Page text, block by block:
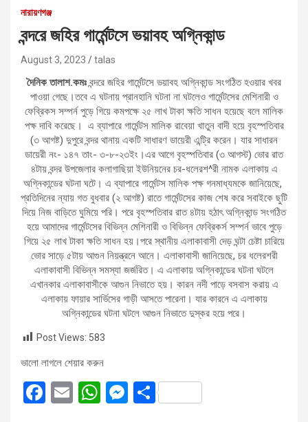
নারায়ণগঞ্জ
বন্দরে জহির গার্মেন্টসে ভয়াবহ অগ্নিকান্ড
August 3, 2023 talas
দৈনিক তালাশ.কমঃবন্দরে জহির গার্মেন্টসে ভয়াবহ অগ্নিকান্ড সংগঠিত হওয়ার খবর
পাওয়া গেছে।তবে এ ঘটনায় প্রানহানি ঘটনা না ঘটলেও গার্মেন্টসের মেশিনারী ও
ফেব্রিকস সম্পর্ন পুড়ে গিয়ে কমপক্ষে ২৫ লাখ টাকা ক্ষতি সাধন হয়েছে বলে মালিক
পক্ষ দাবি করেছে। এ ব্যাপারে গার্মেন্টস মালিক রাবেয়া খাতুন বাদী হয়ে বৃহস্পতিবার
(৩ আগষ্ট) দুপুরে বন্দর থানায় একটি সাধারণ ডায়েরী এন্ট্রি করেন। যার সাধারন
ডায়েরী নং- ১৪৭ তাং- ৩-৮-২৩ইং।এর আগে বৃহস্পতিবার (৩ আগস্ট) ভোর রাত
৪টায় বন্দর উপজেলার কলাগাছিয়া ইউনিয়নের চর-ধলেরশ^রী নামক এলাকায় এ
অগ্নিকান্ডের ঘটনা ঘটে। এ ব্যাপারে গার্মেন্টস মালিক পক্ষ গনমাধ্যমকে জানিয়েছে,
প্রতিদিনের ন্যায় গত বুধবার (২ আগষ্ট) রাতে গার্মেন্টসের কাজ শেষ করে সবাইকে ছুটি
দিয়ে নিজ বাড়িতে ঘুমিয়ে পরি। পরে বৃহস্পতিবার রাত ৪টায় হঠাৎ অগ্নিকান্ড সংগঠিত
হয়ে আমাদের গার্মেন্টসের বিভিন্ন মেশিনারী ও বিভিন্ন ফেব্রিকর্স সম্পর্ন ভাবে পুড়ে
গিয়ে ২৫ লাখ টাকা ক্ষতি সাধন হয়।পরে স্থানীয় এলাকাবাসী দেড় ঘন্টা চেষ্টা চারিয়ে
ভোর সাড়ে ৫টায় আগুন নিয়ন্ত্রনে আনে। এলাকাবাসী জানিয়েছে, চর ধলেরশরী
এলাকাবাসী বিভিন্ন সমস্যা জর্জরিত। এ এলাকায় অগ্নিকান্ডের ঘটনা ঘটলে
এখানকার এলাকাবাসীকে আগুন নিভাতে হয়। কারন নদী পাড়ে বসবাস করায় এ
এলাকায় ফায়ার সার্ভিসের গাড়ী আসতে পারেনা। যার কারনে এ এলাকায়
অগ্নিকান্ডের ঘটনা ঘটলে আগুন নিভাতে দুস্কর হয়ে পরে।
Post Views: 583
ভালো লাগলে শেয়ার করুন
F
E
W M S